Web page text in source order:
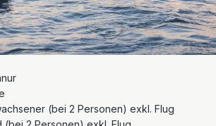
(bei 2 Personen) exkl. Flug